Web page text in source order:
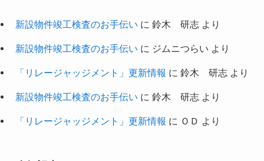
新設物件竣工検査のお手伝い に 鈴木 研志より
新設物件竣工検査のお手伝い に ジムニつらい より
「リレージャッジメント」更新情報 に 鈴木 研志より
新設物件竣工検査のお手伝い に 鈴木 研志より
「リレージャッジメント」更新情報 に ＯＤ より